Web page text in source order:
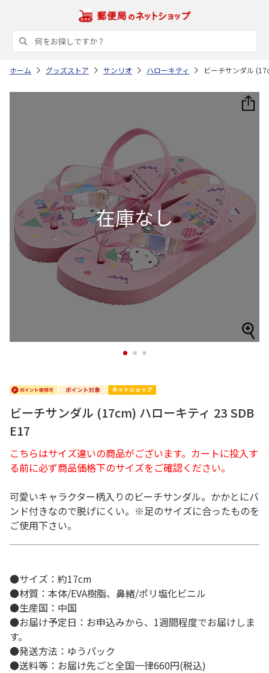
ホーム グッズストア サンリオ ハローキティ ビーチサンダル
1 2 3
ビーチサンダル (17cm) ハローキティ 23 SDB
E17
こちらはサイズ違いの商品がございます。カートに投入す
る前に必ず商品価格下のサイズをご確認ください。
可愛いキャラクター柄入りのビーチサンダル。かかとにバ
ンド付きなので脱げにくい。※足のサイズに合ったものを
ご使用下さい。
●サイズ：約17cm
●材質：本体/EVA樹脂、鼻緒/ポリ塩化ビニル
●生産国：中国
●お届け予定日：お申込みから、1週間程度でお届けしま
す。
●発送方法：ゆうパック
●送料等：お届け先ごと全国一律660円(税込)